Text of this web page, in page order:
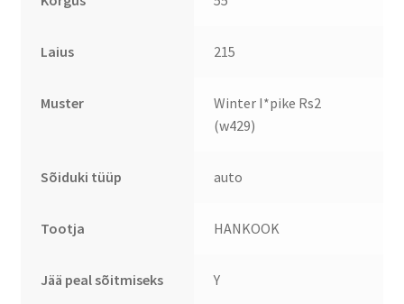
Laius 215
Muster
Winter I*pike Rs2
(w429)
Sõiduki tüüp auto
Tootja HANKOOK
Jää peal sõitmiseks Y